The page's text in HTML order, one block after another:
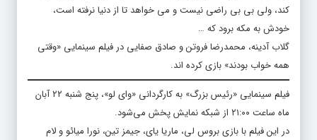
کند، ولی بی بی راضی نیست و می خواهد تا از دنیا نرفته است،
خودش به مکه برود که …
گلاب آدینه، محمدرضا فروتن و صادق صفایی در فیلم سینمایی «وقتی
همه خواب بودند» بازی کرده اند.
فیلم سینمایی «رئیس بزرگ» به کارگردانی «وای لو»، پنج شنبه ۲۲ آبان
ماه ساعت ۲۱:۰۰ از شبکه نمایش پخش می‌شود.
در این فیلم با بازی بروس لی، ماریا یای، جیمز تین، نورا میائو و لام